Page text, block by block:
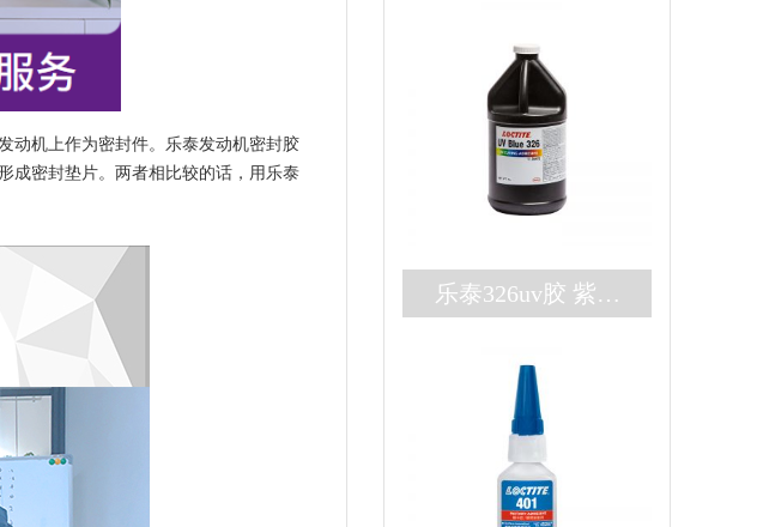
动机上作为密封件。乐泰发动机密封胶
成密封垫片。两者相比较的话，用乐泰
乐泰326uv胶 紫外
6胶水 高强度结构
胶